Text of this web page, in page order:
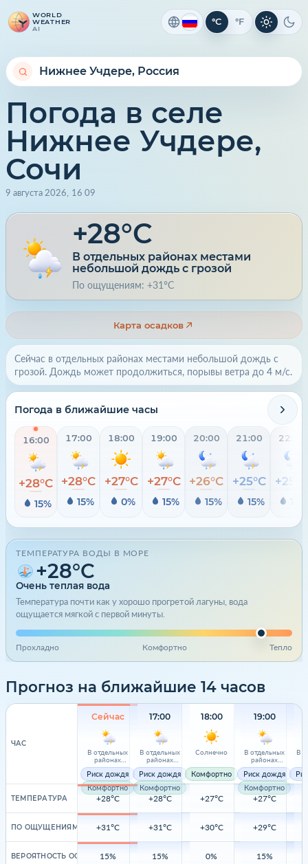
WORLD
WEATHER
AI
°C °F Светлая
Погода в селе
Нижнее Учдере,
Сочи
9 августа 2026 16 09
+28°C
В отдельных районах местами
небольшой дождь с грозой
По ощущениям: +31°C
Карта осадков
Сейчас в отдельных районах местами небольшой дождь с
грозой. Дождь может продолжиться, порывы ветра до 4 м/с.
Погода в ближайшие часы
16:00
+28°C
15%
17:00
+28°C
15%
18:00
+27°C
0%
19:00
+27°C
15%
20:00
+26°C
15%
21:00
+25°C
15%
22:00
+25°C
ТЕМПЕРАТУРА ВОДЫ В МОРЕ
+28°C
Очень теплая вода
Температура почти как у хорошо прогретой лагуны, вода
ощущается мягкой с первой минуты.
Прохладно Комфортно Тепло
Прогноз на ближайшие 14 часов
ЧАС
ТЕМПЕРАТУРА
ПО ОЩУЩЕНИЯМ
ВЕРОЯТНОСТЬ ОСАДКОВ
Сейчас
В отдельных
районах
местами
небольшой
дождь с грозой
Риск дождя
Комфортно
+28°C
+31°C
15%
17:00
В отдельных
районах
местами
небольшой
дождь с грозой
Риск дождя
Комфортно
+28°C
+31°C
15%
18:00
Солнечно
Комфортно
+27°C
+30°C
0%
19:00
В отдельных
районах
местами
небольшой
дождь с грозой
Риск дождя
Комфортно
+27°C
+29°C
15%
В